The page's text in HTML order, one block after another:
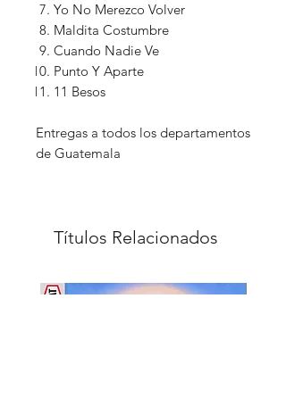
Yo No Merezco Volver
Maldita Costumbre
Cuando Nadie Ve
Punto Y Aparte
11 Besos
Entregas a todos los departamentos
de Guatemala
Títulos Relacionados